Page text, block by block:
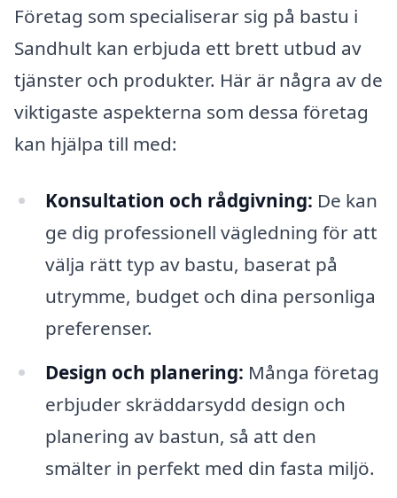
Företag som specialiserar sig på bastu i
Sandhult kan erbjuda ett brett utbud av
tjänster och produkter. Här är några av de
viktigaste aspekterna som dessa företag
kan hjälpa till med:
Konsultation och rådgivning: De kan
ge dig professionell vägledning för att
välja rätt typ av bastu, baserat på
utrymme, budget och dina personliga
preferenser.
Design och planering: Många företag
erbjuder skräddarsydd design och
planering av bastun, så att den
smälter in perfekt med din fasta miljö.